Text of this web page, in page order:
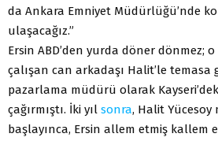
da Ankara Emniyet Müdürlüğü’nde
ulaşacağız.”
Ersin ABD’den yurda döner dönmez;
çalışan can arkadaşı Halit’le temasa
pazarlama müdürü olarak
çağırmıştı. İki yıl sonra, Halit Yücesoy
başlayınca, Ersin allem etmiş kallem